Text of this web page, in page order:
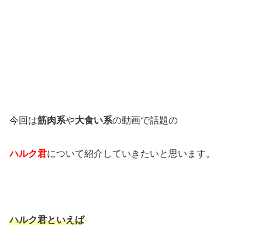
今回は筋肉系や大食い系の動画で話題の
ハルク君について紹介していきたいと思います。
ハルク君といえば